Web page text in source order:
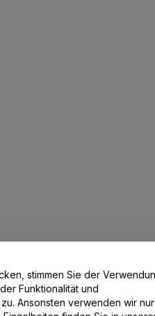
stimmen Sie der
Funktionalität und
nur